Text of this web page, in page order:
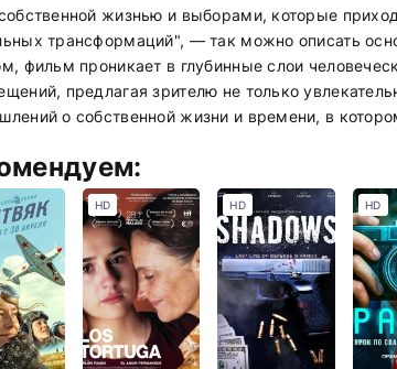
жизнью и выборами, которые
трансформаций", — так можно описать
фильм проникает в глубинные слои
предлагая зрителю не только
о собственной жизни и времени, в
HD HD HD